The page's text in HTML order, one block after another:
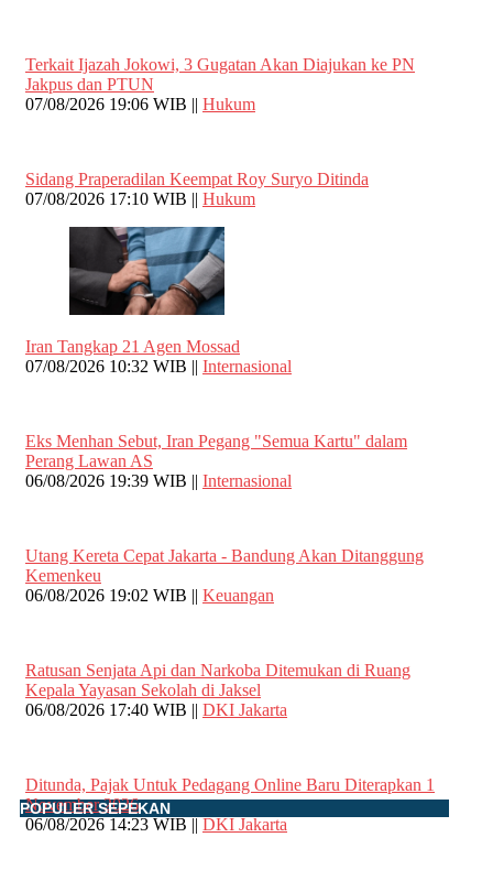
Terkait Ijazah Jokowi, 3 Gugatan Akan Diajukan ke PN
Jakpus dan PTUN
07/08/2026 19:06 WIB || Hukum
Sidang Praperadilan Keempat Roy Suryo Ditinda
07/08/2026 17:10 WIB || Hukum
Iran Tangkap 21 Agen Mossad
07/08/2026 10:32 WIB || Internasional
Eks Menhan Sebut, Iran Pegang "Semua Kartu" dalam
Perang Lawan AS
06/08/2026 19:39 WIB || Internasional
Utang Kereta Cepat Jakarta - Bandung Akan Ditanggung
Kemenkeu
06/08/2026 19:02 WIB || Keuangan
Ratusan Senjata Api dan Narkoba Ditemukan di Ruang
Kepala Yayasan Sekolah di Jaksel
06/08/2026 17:40 WIB || DKI Jakarta
Ditunda, Pajak Untuk Pedagang Online Baru Diterapkan 1
November 2026
06/08/2026 14:23 WIB || DKI Jakarta
POPULER SEPEKAN